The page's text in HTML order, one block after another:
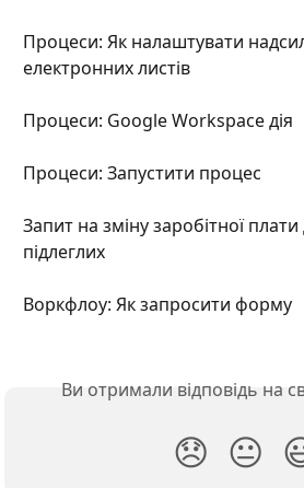
Процеси: Як налаштувати
електронних листів
Процеси: Google Workspace дія
Процеси: Запустити процес
Запит на зміну заробітної
підлеглих
Воркфлоу: Як запросити форму
Ви отримали відповідь на
😞 😐